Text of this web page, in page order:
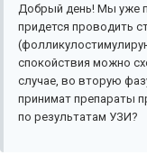
Добрый день! Мы уже
придется проводить
спокойствия можно
случае, во вторую
принимат препараты
по результатам УЗИ?